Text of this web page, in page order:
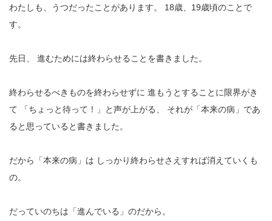
わたしも、うつだったことがあります。
18歳、19歳頃のことで
す。
先日、 進むためには終わらせることを書きました。
終わらせるべきものを終わらせずに 進もうとすることに限界がき
て 「ちょっと待って！」と声が上がる、
それが「本来の病」であ
ると思っていると書きました。
だから「本来の病」は しっかり終わらせさえすれば消えていくも
の。
だっていのちは「進んでいる」のだから。